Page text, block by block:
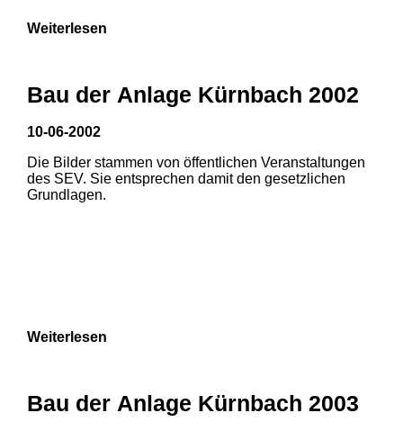
3
Weiterlesen
Bau der Anlage Kürnbach 2002
10-06-2002
Die Bilder stammen von öffentlichen Veranstaltungen
des SEV. Sie entsprechen damit den gesetzlichen
Grundlagen.
Weiterlesen
Bau der Anlage Kürnbach 2003